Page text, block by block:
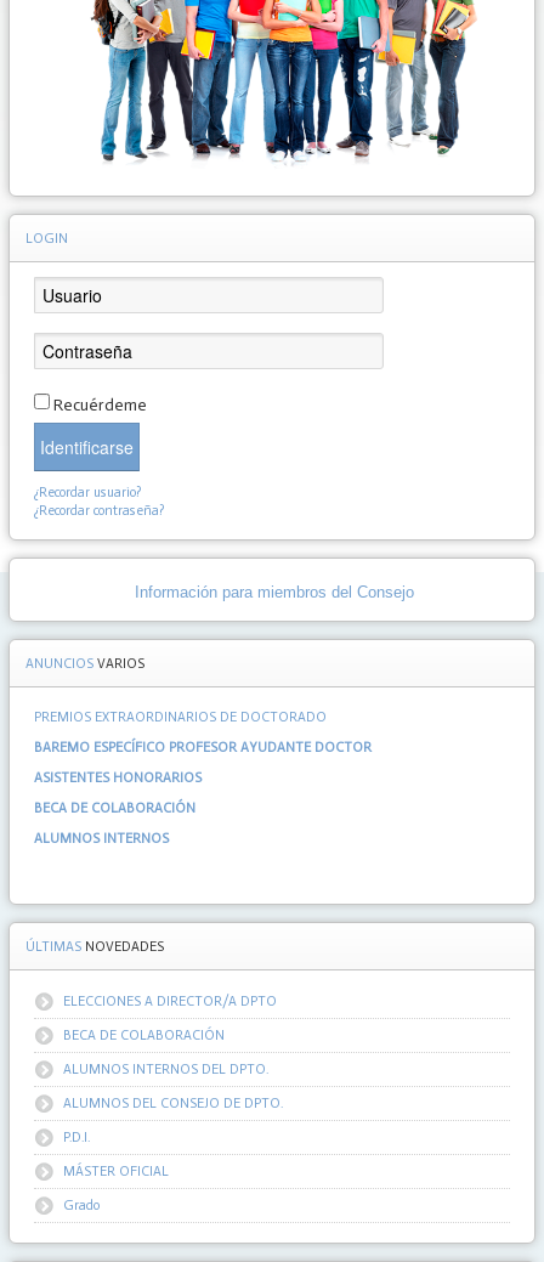
LOGIN
Recuérdeme
Identificarse
¿Recordar usuario?
¿Recordar contraseña?
Información para miembros del Consejo
ANUNCIOS VARIOS
PREMIOS EXTRAORDINARIOS DE DOCTORADO
BAREMO ESPECÍFICO PROFESOR AYUDANTE DOCTOR
ASISTENTES HONORARIOS
BECA DE COLABORACIÓN
ALUMNOS INTERNOS
ÚLTIMAS NOVEDADES
ELECCIONES A DIRECTOR/A DPTO
BECA DE COLABORACIÓN
ALUMNOS INTERNOS DEL DPTO.
ALUMNOS DEL CONSEJO DE DPTO.
P.D.I.
MÁSTER OFICIAL
Grado